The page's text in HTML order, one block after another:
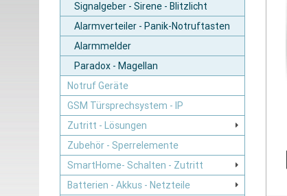
Signalgeber - Sirene - Blitzlicht
Alarmverteiler - Panik-Notruftasten
Alarmmelder
Paradox - Magellan
Notruf Geräte
GSM Türsprechsystem - IP
Zutritt - Lösungen
Zubehör - Sperrelemente
SmartHome- Schalten - Zutritt
Batterien - Akkus - Netzteile